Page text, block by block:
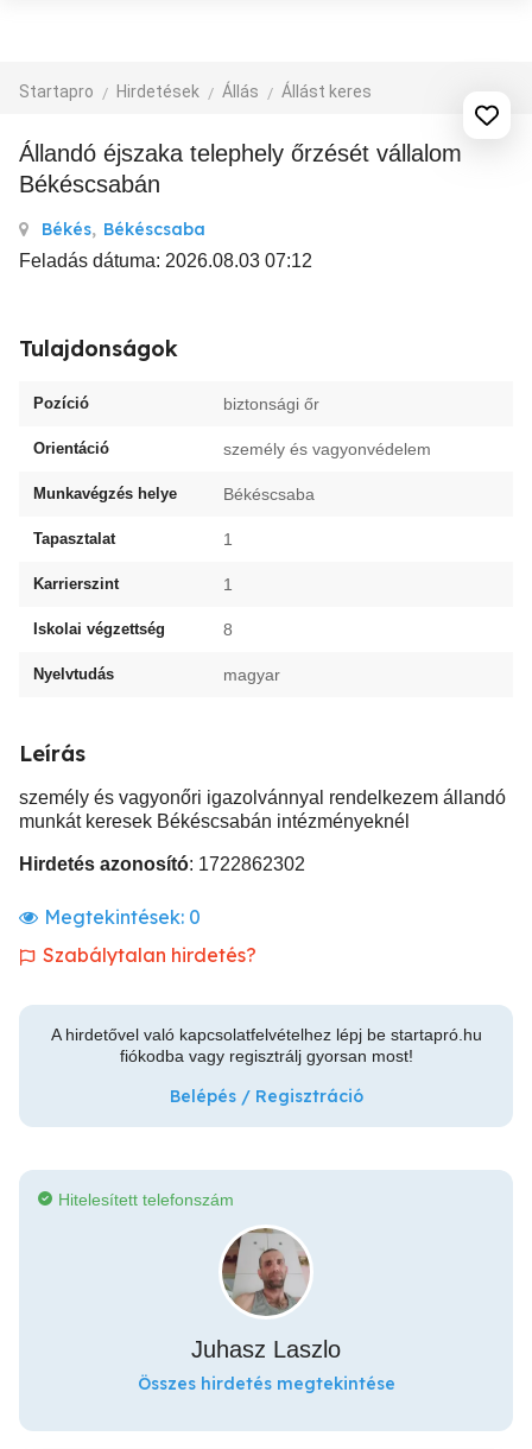
Startapro Hirdetések Állás Állást keres
állandó éjszaka telephely őrzését vállalom
Békéscsabán
Békés, Békéscsaba
Feladás dátuma: 2026.08.03 07:12
Tulajdonságok
Pozíció biztonsági őr
Orientáció személy és vagyonvédelem
Munkavégzés helye Békéscsaba
Tapasztalat 1
Karrierszint 1
Iskolai végzettség 8
Nyelvtudás magyar
Leírás
személy és vagyonőri igazolvánnyal rendelkezem állandó
munkát keresek Békéscsabán intézményeknél
Hirdetés azonosító: 1722862302
Megtekintések: 0
Szabálytalan hirdetés?
A hirdetővel való kapcsolatfelvételhez lépj be startapró.hu
fiókodba vagy regisztrálj gyorsan most!
Belépés / Regisztráció
Hitelesített telefonszám
Juhasz Laszlo
Összes hirdetés megtekintése